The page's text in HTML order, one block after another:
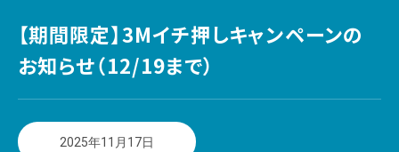
【期間限定】3Mイチ押しキャンペーンの
お知らせ（12/19まで）
2025年11月17日